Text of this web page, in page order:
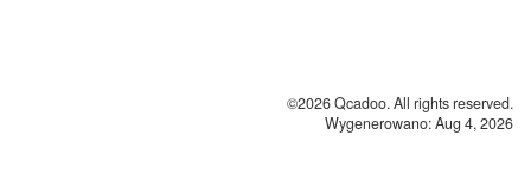
©2026 Qcadoo. All rights reserved.
Wygenerowano: Aug 4, 2026